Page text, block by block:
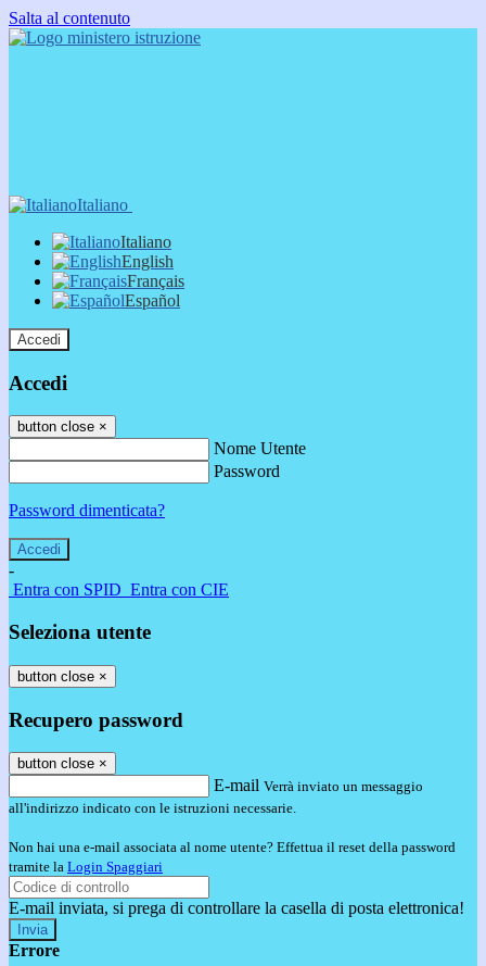
Salta al contenuto
Italiano
Italiano
English
Français
Español
Accedi
Accedi
button close ×
Nome Utente
Password
Password dimenticata?
-
Entra con SPID Entra con CIE
Seleziona utente
button close ×
Recupero password
button close ×
E-mail Verrà inviato un messaggio
all'indirizzo indicato con le istruzioni necessarie.
Non hai una e-mail associata al nome utente? Effettua il reset della password
tramite la Login Spaggiari
E-mail inviata, si prega di controllare la casella di posta elettronica!
Errore